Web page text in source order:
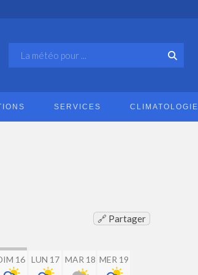
SERVICES CLIMATOLOGIE
🔗 Partager
16 LUN 17 MAR 18 MER 19